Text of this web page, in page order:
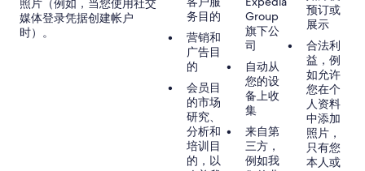
照片（例如，当您使用社交
媒体登录凭据创建帐户
时）。
务目的
营销和
广告目
的
会员目
的市场
研究、
分析和
培训目
的，以
Group
旗下公
司
自动从
您的设
备上收
集
来自第
三方，
例如我
预订或
展示
合法利
益，例
如允许
您在个
人资料
中添加
照片，
只有您
本人或